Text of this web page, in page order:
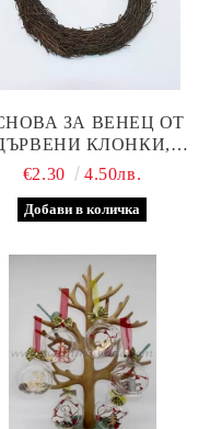
ЗА ВЕНЕЦ ОТ
КЛОНКИ,
ДИАМЕТЪР 20,0 СМ
€2.30 4.50лв.